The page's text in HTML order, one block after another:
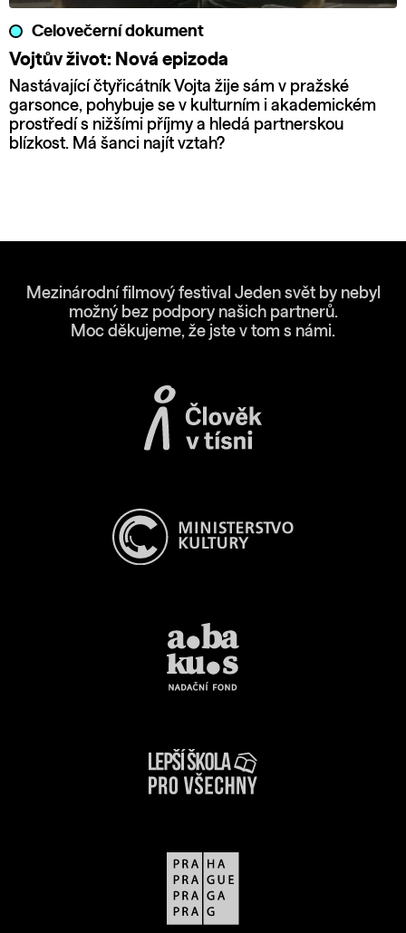
Celovečerní dokument
Vojtův život: Nová epizoda
Nastávající čtyřicátník Vojta žije sám v pražské
garsonce, pohybuje se v kulturním i akademickém
prostředí s nižšími příjmy a hledá partnerskou
blízkost. Má šanci najít vztah?
Mezinárodní filmový festival Jeden svět by nebyl
možný bez podpory našich partnerů.
Moc děkujeme, že jste v tom s námi.